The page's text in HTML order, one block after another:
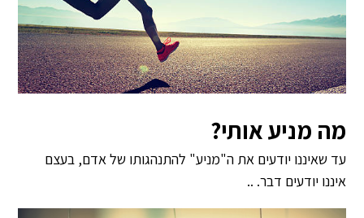
מה מניע אותי?
עד שאיננו יודעים את ה"מניע" להתנהגותו של אדם, בעצם
איננו יודעים דבר. ..